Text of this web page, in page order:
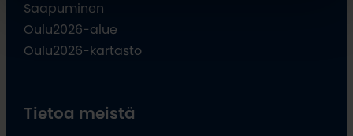
Saapuminen
Oulu2026-alue
Oulu2026-kartasto
Tietoa meistä